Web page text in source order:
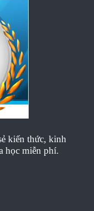
kiến thức, kinh
học miễn phí.